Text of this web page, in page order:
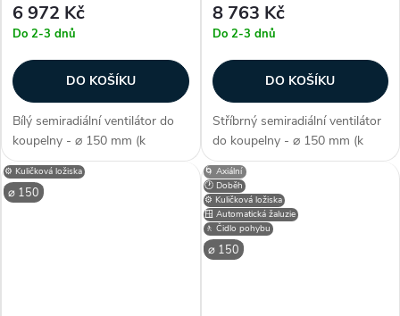
6 972 Kč
Do 2-3 dnů
DO KOŠÍKU
Bílý semiradiální ventilátor do
koupelny - ⌀ 150 mm (k
potrubí), barva bílá, elegantní
design, 3 roky záruka,
automatická zpětná klapka,
8 763 Kč
Do 2-3 dnů
DO KOŠÍKU
Stříbrný semiradiální ventilátor
do koupelny - ⌀ 150 mm (k
potrubí), barva stříbrná,
elegantní design, 3 roky záruka,
automatická zpětná klapka,
vyměnitelný kryt, voděodolnost
o...
⚙️ Kuličková ložiska
⌀ 150
🕐 Doběh
⚙️ Kuličková ložiska
🪟 Automatická žaluzie
🚶 Čidlo pohybu
⌀ 150
🌀 Axiální